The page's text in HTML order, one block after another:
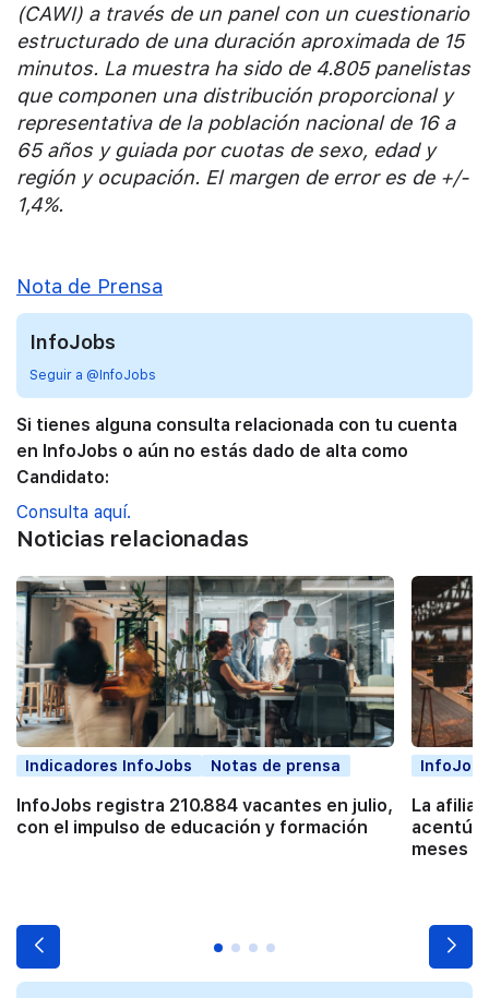
(CAWI) a través de un panel con un cuestionario
estructurado de una duración aproximada de 15
minutos. La muestra ha sido de 4.805 panelistas
que componen una distribución proporcional y
representativa de la población nacional de 16 a
65 años y guiada por cuotas de sexo, edad y
región y ocupación. El margen de error es de +/-
1,4%.
Nota de Prensa
InfoJobs
Seguir a @InfoJobs
Si tienes alguna consulta relacionada con tu cuenta
en InfoJobs o aún no estás dado de alta como
Candidato:
Consulta aquí.
Noticias relacionadas
Indicadores InfoJobs Notas de prensa
InfoJobs registra 210.884 vacantes en julio,
con el impulso de educación y formación
La
acentúa
meses